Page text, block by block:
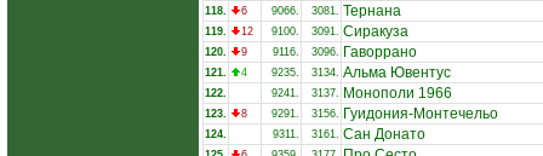
118. 6 9066. 3081. Тернана
119. 12 9100. 3091. Сиракуза
120. 9 9116. 3096. Гаворрано
121. 4 9235. 3134. Альма Ювентус
122. 9241. 3137. Монополи 1966
123. 8 9291. 3156. Гуидония-Монтечельо
124. 9311. 3161. Сан Донато